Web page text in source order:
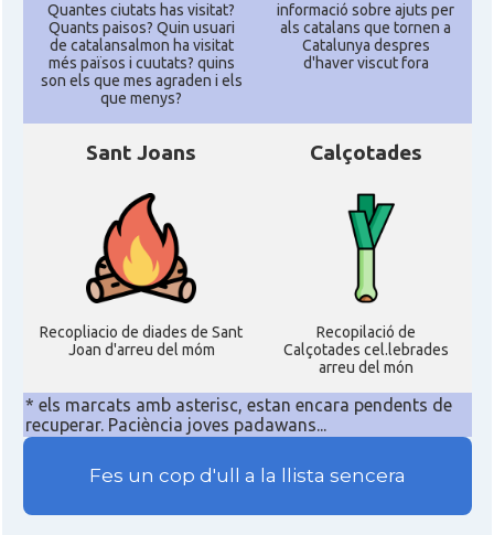
Quantes ciutats has visitat?
Quants paisos? Quin usuari
de catalansalmon ha visitat
més països i cuutats? quins
son els que mes agraden i els
que menys?
informació sobre ajuts per
als catalans que tornen a
Catalunya despres
d'haver viscut fora
Sant Joans
Recopliacio de diades de Sant
Joan d'arreu del móm
Calçotades
Recopilació de
Calçotades cel.lebrades
arreu del món
* els marcats amb asterisc, estan encara pendents de
recuperar. Paciència joves padawans...
Fes un cop d'ull a la llista sencera